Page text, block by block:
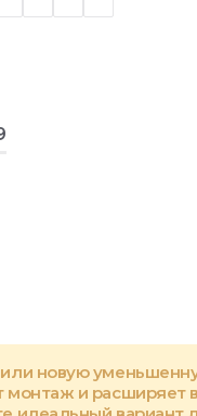
новую
монтаж и расширяет